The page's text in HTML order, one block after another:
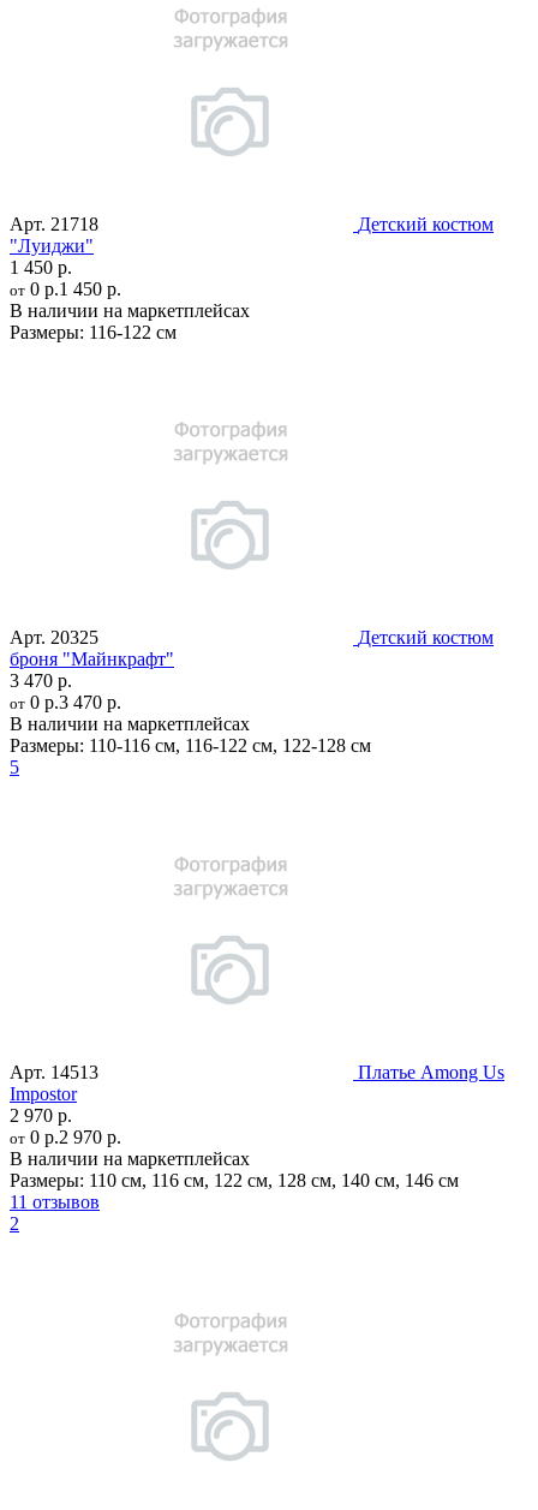
Арт. 21718
Детский костюм
"Луиджи"
1 450 р.
от 0 р.1 450 р.
В наличии на маркетплейсах
Размеры: 116-122 см
Арт. 20325
Детский костюм
броня "Майнкрафт"
3 470 р.
от 0 р.3 470 р.
В наличии на маркетплейсах
Размеры: 110-116 см, 116-122 см, 122-128 см
5
Арт. 14513
Платье Among Us
Impostor
2 970 р.
от 0 р.2 970 р.
В наличии на маркетплейсах
Размеры: 110 см, 116 см, 122 см, 128 см, 140 см, 146 см
11 отзывов
2